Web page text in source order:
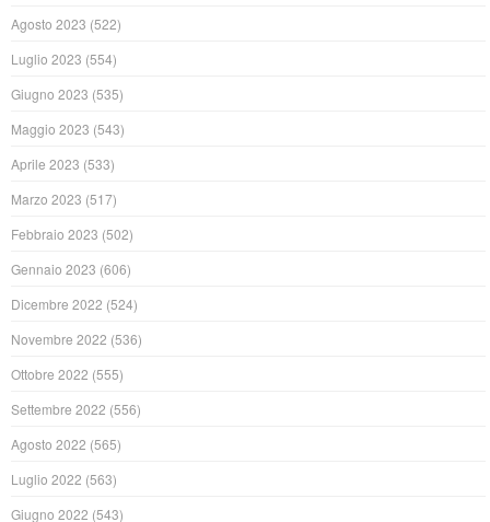
Agosto 2023 (522)
Luglio 2023 (554)
Giugno 2023 (535)
Maggio 2023 (543)
Aprile 2023 (533)
Marzo 2023 (517)
Febbraio 2023 (502)
Gennaio 2023 (606)
Dicembre 2022 (524)
Novembre 2022 (536)
Ottobre 2022 (555)
Settembre 2022 (556)
Agosto 2022 (565)
Luglio 2022 (563)
Giugno 2022 (543)